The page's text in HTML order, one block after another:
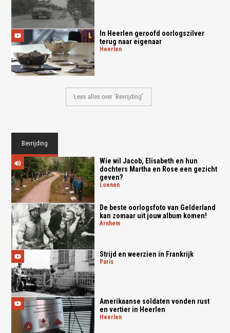
In Heerlen geroofd oorlogszilver
terug naar eigenaar
heerlen
Lees alles over 'Bevrijding'
Bevrijding
Wie wil Jacob, Elisabeth en hun
dochters Martha en Rose een gezicht
geven?
loenen
De beste oorlogsfoto van Gelderland
kan zomaar uit jouw album komen!
arnhem
Strijd en weerzien in Frankrijk
paris
Amerikaanse soldaten vonden rust
en vertier in Heerlen
heerlen